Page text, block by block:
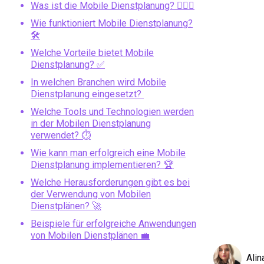
Was ist die Mobile Dienstplanung? 🤷🏻‍♂️
Wie funktioniert Mobile Dienstplanung?
🛠️
Welche Vorteile bietet Mobile
Dienstplanung? ✅
In welchen Branchen wird Mobile
Dienstplanung eingesetzt?
Welche Tools und Technologien werden
in der Mobilen Dienstplanung
verwendet? ⏱️
Wie kann man erfolgreich eine Mobile
Dienstplanung implementieren? 🏆
Welche Herausforderungen gibt es bei
der Verwendung von Mobilen
Dienstplänen? 🚀
Beispiele für erfolgreiche Anwendungen
von Mobilen Dienstplänen 💼